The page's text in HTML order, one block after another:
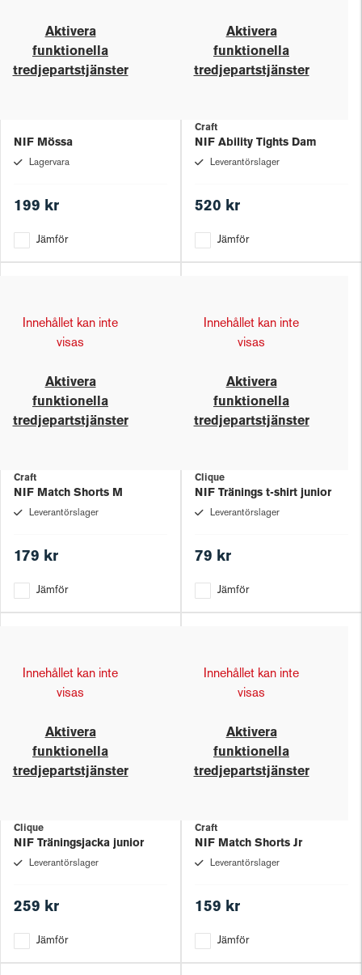
Aktivera
funktionella
tredjepartstjänster
NIF Mössa
Lagervara
199 kr
Jämför
Aktivera
funktionella
tredjepartstjänster
Craft
NIF Ability Tights Dam
Leverantörslager
520 kr
Jämför
Innehållet kan inte
visas
Aktivera
funktionella
tredjepartstjänster
Craft
NIF Match Shorts M
Leverantörslager
179 kr
Jämför
Innehållet kan inte
visas
Aktivera
funktionella
tredjepartstjänster
Clique
NIF Tränings t-shirt junior
Leverantörslager
79 kr
Jämför
Innehållet kan inte
visas
Aktivera
funktionella
tredjepartstjänster
Clique
NIF Träningsjacka junior
Leverantörslager
259 kr
Jämför
Innehållet kan inte
visas
Aktivera
funktionella
tredjepartstjänster
Craft
NIF Match Shorts Jr
Leverantörslager
159 kr
Jämför